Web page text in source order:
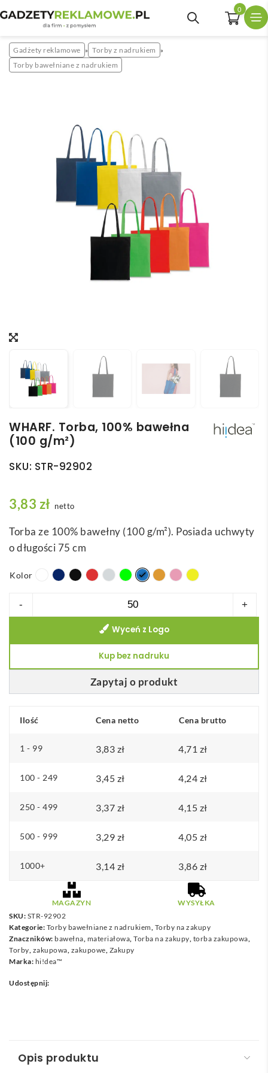
0
Gadżety reklamowe » Torby z nadrukiem »
Torby bawełniane z nadrukiem
WHARF. Torba, 100% bawełna
(100 g/m²)
SKU: STR-92902
3,83 zł netto
Torba ze 100% bawełny (100 g/m²). Posiada uchwyty
o długości 75 cm
Kolor
-
WHARF.
g/m²)
+
Zapytaj o produkt
Wyceń z Logo
Kup bez nadruku
Ilość Cena netto Cena brutto
1 - 99 3,83 zł 4,71 zł
100 - 249 3,45 zł 4,24 zł
250 - 499 3,37 zł 4,15 zł
500 - 999 3,29 zł 4,05 zł
1000+ 3,14 zł 3,86 zł
MAGAZYN
WYSYŁKA
SKU: STR-92902
Kategorie: Torby bawełniane z nadrukiem, Torby na zakupy
Znaczników: bawełna, materiałowa, Torba na zakupy, torba zakupowa,
Torby, zakupowa, zakupowe, Zakupy
Marka: hi!dea™
Udostępnij:
Opis produktu